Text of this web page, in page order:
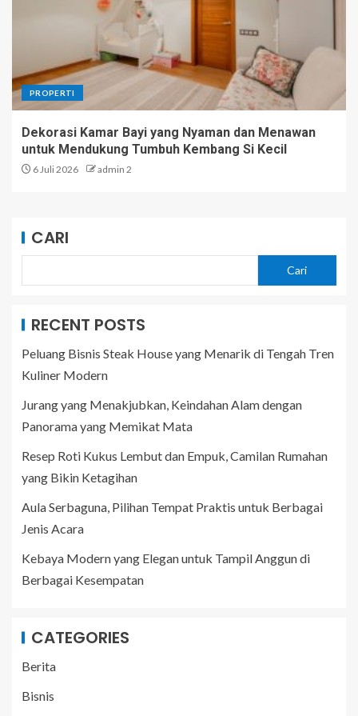
PROPERTI
Dekorasi Kamar Bayi yang Nyaman dan Menawan
untuk Mendukung Tumbuh Kembang Si Kecil
6 Juli 2026 admin 2
CARI
Cari
RECENT POSTS
Peluang Bisnis Steak House yang Menarik di Tengah Tren
Kuliner Modern
Jurang yang Menakjubkan, Keindahan Alam dengan
Panorama yang Memikat Mata
Resep Roti Kukus Lembut dan Empuk, Camilan Rumahan
yang Bikin Ketagihan
Aula Serbaguna, Pilihan Tempat Praktis untuk Berbagai
Jenis Acara
Kebaya Modern yang Elegan untuk Tampil Anggun di
Berbagai Kesempatan
CATEGORIES
Berita
Bisnis